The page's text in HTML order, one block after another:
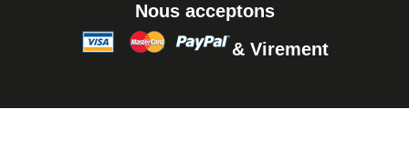
Nous acceptons
& Virement